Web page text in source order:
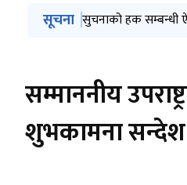
मुख्य नेभिगेसनमा जानुहोस्
सूचना सम्माननीय
सुचनाको हक सम्बन्धी
सुचनाको हक सम्बन्धी
सम्माननीय
शुभकामना सन्देश